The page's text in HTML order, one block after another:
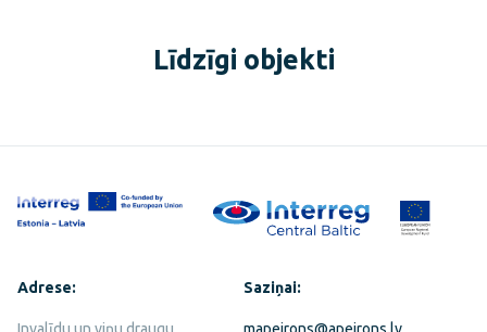
Līdzīgi objekti
Adrese: Saziņai: